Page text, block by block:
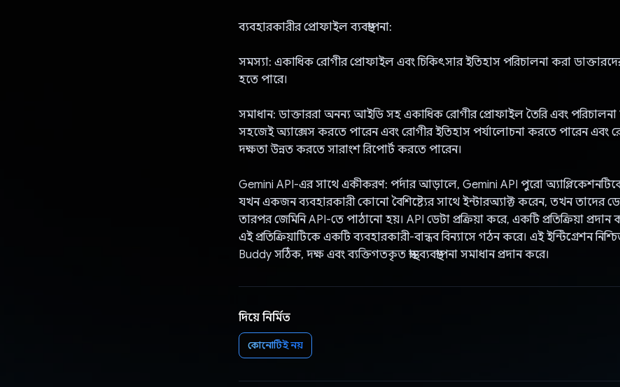
ব্যবহারকারীর প্রোফাইল ব্যবস্থাপনা:
সমস্যা: একাধিক রোগীর প্রোফাইল এবং চিকিৎসার ইতিহাস পরিচালনা করা
হতে পারে।
সমাধান: ডাক্তাররা অনন্য আইডি সহ একাধিক রোগীর প্রোফাইল তৈরি এবং
সহজেই অ্যাক্সেস করতে পারেন এবং রোগীর ইতিহাস পর্যালোচনা করতে পারেন এবং
দক্ষতা উন্নত করতে সারাংশ রিপোর্ট করতে পারেন।
Gemini API-এর সাথে একীকরণ: পর্দার আড়ালে, Gemini API পুরো
যখন একজন ব্যবহারকারী কোনো বৈশিষ্ট্যের সাথে ইন্টারঅ্যাক্ট করেন, তখন তাদের
তারপর জেমিনি API-তে পাঠানো হয়। API ডেটা প্রক্রিয়া করে, একটি প্রতিক্রিয়া
এই প্রতিক্রিয়াটিকে একটি ব্যবহারকারী-বান্ধব বিন্যাসে গঠন করে। এই ইন্টিগ্রেশন
Buddy সঠিক, দক্ষ এবং ব্যক্তিগতকৃত স্বাস্থ্য ব্যবস্থাপনা সমাধান প্রদান করে।
দিয়ে নির্মিত
কোনোটিই নয়